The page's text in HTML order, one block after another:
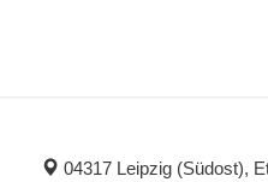
04317 Leipzig (Südost),